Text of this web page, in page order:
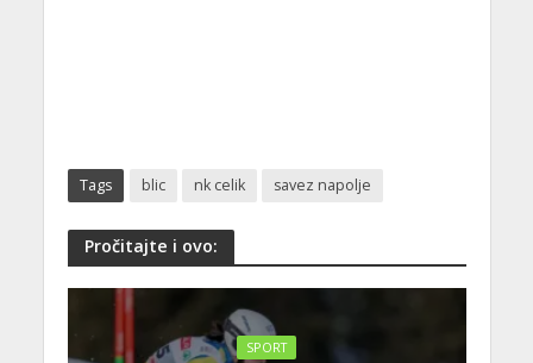
Tags blic nk celik savez napolje
Pročitajte i ovo:
SPORT